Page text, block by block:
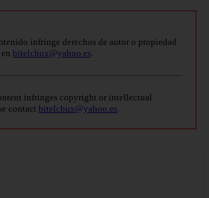
infringe derechos de autor o propiedad
bitelchux@yahoo.es.
infringes copyright or intellectual
contact bitelchux@yahoo.es.